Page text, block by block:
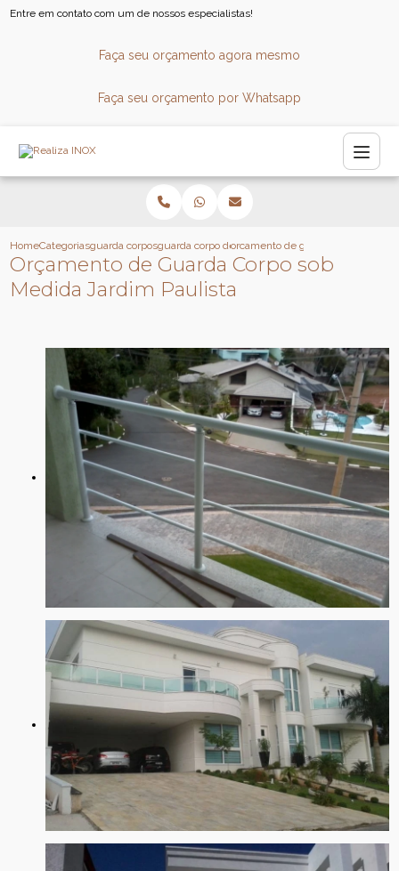
Entre em contato com um de nossos especialistas!
Faça seu orçamento agora mesmo
Faça seu orçamento por Whatsapp
HomeCategoriasguarda corposguarda corpo de inoxorcamento de guarda corpo sob
Orçamento de Guarda Corpo sob
Medida Jardim Paulista